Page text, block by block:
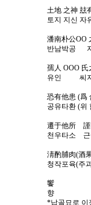
土地 之神 玆
토지 지신 자
潘南朴公ΟΟ
반남박공
孺人 ΟΟΟ 氏
유인 씨지
恐有他患 (爲
공유타환 (위
遷于他所 謹
천우타소 근
淸酌脯肉(酒
청작포육(주
饗
향
*납골묘로 이